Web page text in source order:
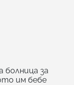
болница за
им бебе